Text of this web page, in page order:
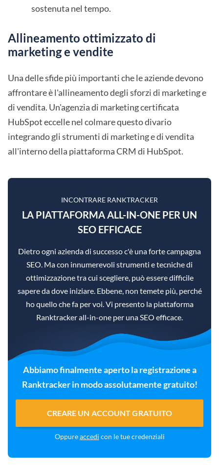
sostenuta nel tempo.
Allineamento ottimizzato di
marketing e vendite
Una delle sfide più importanti che le aziende devono
affrontare è l'allineamento degli sforzi di marketing e
di vendita. Un'agenzia di marketing certificata
HubSpot eccelle nel colmare questo divario
integrando gli strumenti di marketing e di vendita
all'interno della piattaforma CRM di HubSpot.
INCONTRARE RANKTRACKER
LA PIATTAFORMA ALL-IN-ONE PER UN
SEO EFFICACE
Dietro ogni azienda di successo c'è una forte campagna
SEO. Ma con innumerevoli strumenti e tecniche di
ottimizzazione tra cui scegliere, può essere difficile
sapere da dove iniziare. Ebbene, non temete più, perché
ho quello che fa per voi. Vi presento la piattaforma
Ranktracker all-in-one per una SEO efficace.
Abbiamo finalmente aperto la registrazione a
Ranktracker in modo assolutamente gratuito!
CREARE UN ACCOUNT GRATUITO
Oppureaccedi con le tue credenziali